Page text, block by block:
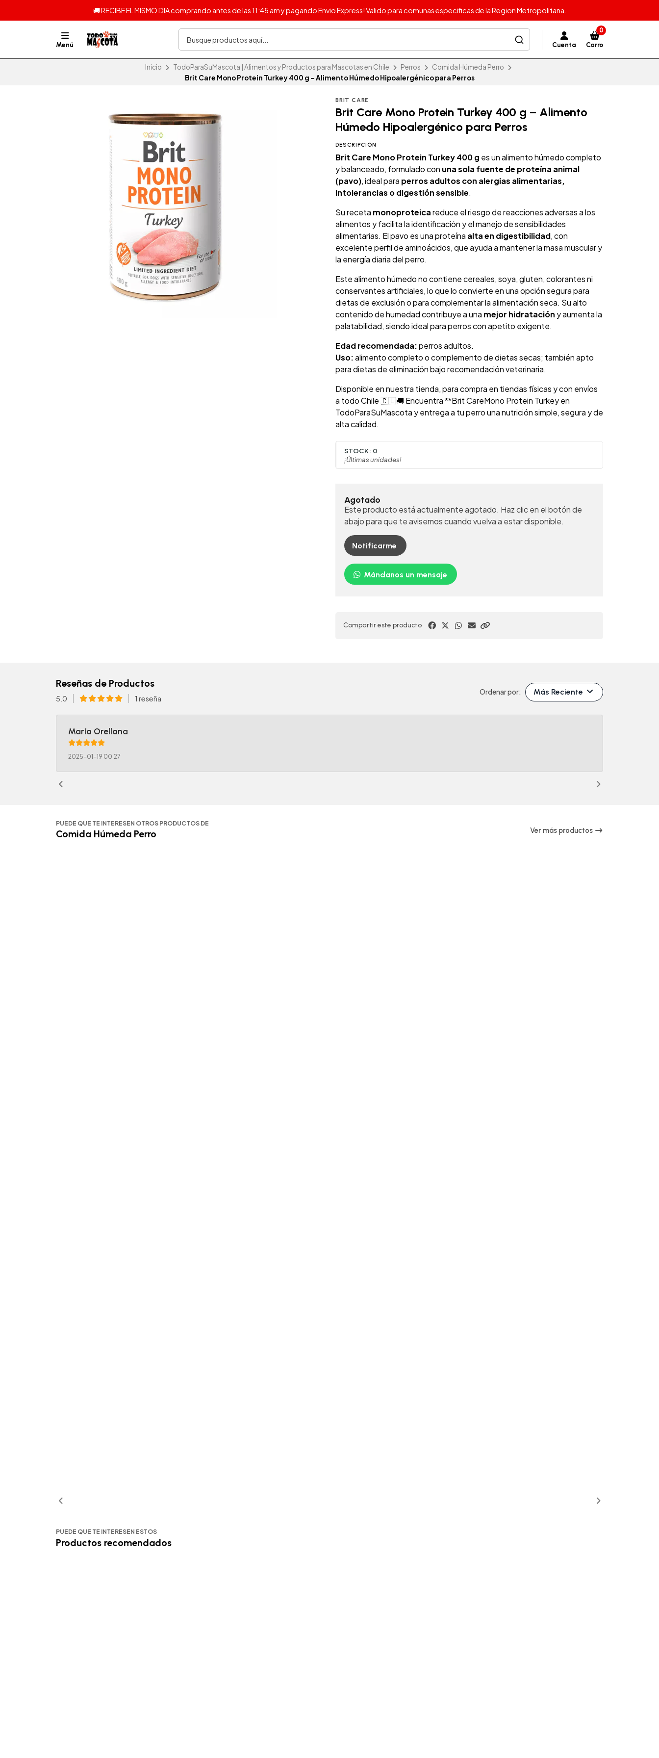
🚚 RECIBE EL MISMO DIA comprando antes de las 11:45 am y pagando Envio Express! Valido para comunas especificas de la Region Metropolitana.
Menú Cuenta
0
Carro
Inicio TodoParaSuMascota | Alimentos y Productos para Mascotas en Chile Perros
Comida Húmeda Perro
Brit Care Mono Protein Turkey 400 g – Alimento Húmedo Hipoalergénico para Perros
BRIT CARE
Brit Care Mono Protein Turkey 400 g – Alimento
Húmedo Hipoalergénico para Perros
DESCRIPCIÓN
Brit Care Mono Protein Turkey 400 g es un alimento húmedo completo
y balanceado, formulado con una sola fuente de proteína animal
(pavo), ideal para perros adultos con alergias alimentarias,
intolerancias o digestión sensible.
Su receta monoproteicareduce el riesgo de reacciones adversas a los
alimentos y facilita la identificación y el manejo de sensibilidades
alimentarias. El pavo es una proteína alta en digestibilidad, con
excelente perfil de aminoácidos, que ayuda a mantener la masa muscular y
la energía diaria del perro.
Este alimento húmedo no contiene cereales, soya, gluten, colorantes ni
conservantes artificiales, lo que lo convierte en una opción segura para
dietas de exclusión o para complementar la alimentación seca. Su alto
contenido de humedad contribuye a una mejor hidratación y aumenta la
palatabilidad, siendo ideal para perros con apetito exigente.
Edad recomendada:perros adultos.
Uso:alimento completo o complemento de dietas secas; también apto
para dietas de eliminación bajo recomendación veterinaria.
Disponible en nuestra tienda, para compra en tiendas físicas y con envíos
a todo Chile 🇨🇱🚚 Encuentra **Brit CareMono Protein Turkey en
TodoParaSuMascota y entrega a tu perro una nutrición simple, segura y de
alta calidad.
STOCK: 0
¡Últimas unidades!
Agotado
Este producto está actualmente agotado. Haz clic en el botón de
abajo para que te avisemos cuando vuelva a estar disponible.
Notificarme
Mándanos un mensaje
Compartir este producto
Reseñas de Productos
5.0 1 reseña
Ordenar por: Más Reciente
María Orellana
2025-01-19 00:27
PUEDE QUE TE INTERESEN OTROS PRODUCTOS DE
Comida Húmeda Perro Ver más productos
PUEDE QUE TE INTERESEN ESTOS
Productos recomendados